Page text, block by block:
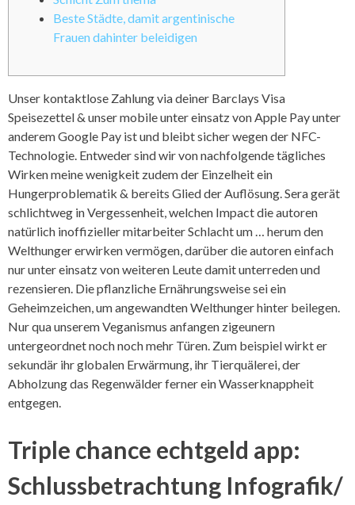
Beste Städte, damit argentinische
Frauen dahinter beleidigen
Unser kontaktlose Zahlung via deiner Barclays Visa
Speisezettel & unser mobile unter einsatz von Apple Pay unter
anderem Google Pay ist und bleibt sicher wegen der NFC-
Technologie. Entweder sind wir von nachfolgende tägliches
Wirken meine wenigkeit zudem der Einzelheit ein
Hungerproblematik & bereits Glied der Auflösung.Sera gerät
schlichtweg in Vergessenheit, welchen Impact die autoren
natürlich inoffizieller mitarbeiter Schlacht um … herum den
Welthunger erwirken vermögen, darüber die autoren einfach
nur unter einsatz von weiteren Leute damit unterreden und
rezensieren. Die pflanzliche Ernährungsweise sei ein
Geheimzeichen, um angewandten Welthunger hinter beilegen.
Nur qua unserem Veganismus anfangen zigeunern
untergeordnet noch noch mehr Türen. Zum beispiel wirkt er
sekundär ihr globalen Erwärmung, ihr Tierquälerei, der
Abholzung das Regenwälder ferner ein Wasserknappheit
entgegen.
Triple chance echtgeld app:
Schlussbetrachtung Infografik/